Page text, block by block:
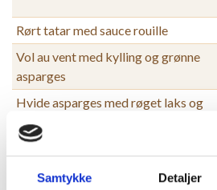
Samtykke Detaljer
Rørt tatar med sauce rouille
Vol au vent med kylling og grønne
asparges
Hvide asparges med røget laks og
sauce mousseline - kun i sæson
Østers på 3 måder
Gåserillette med chutney, cornichoner